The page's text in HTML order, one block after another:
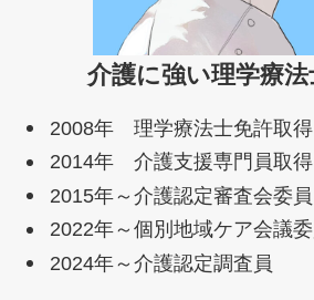
介護に強い理学療法
2008年 理学療法士免許取得
2014年 介護支援専門員取得
2015年～介護認定審査会委員
2022年～個別地域ケア会議
2024年～介護認定調査員